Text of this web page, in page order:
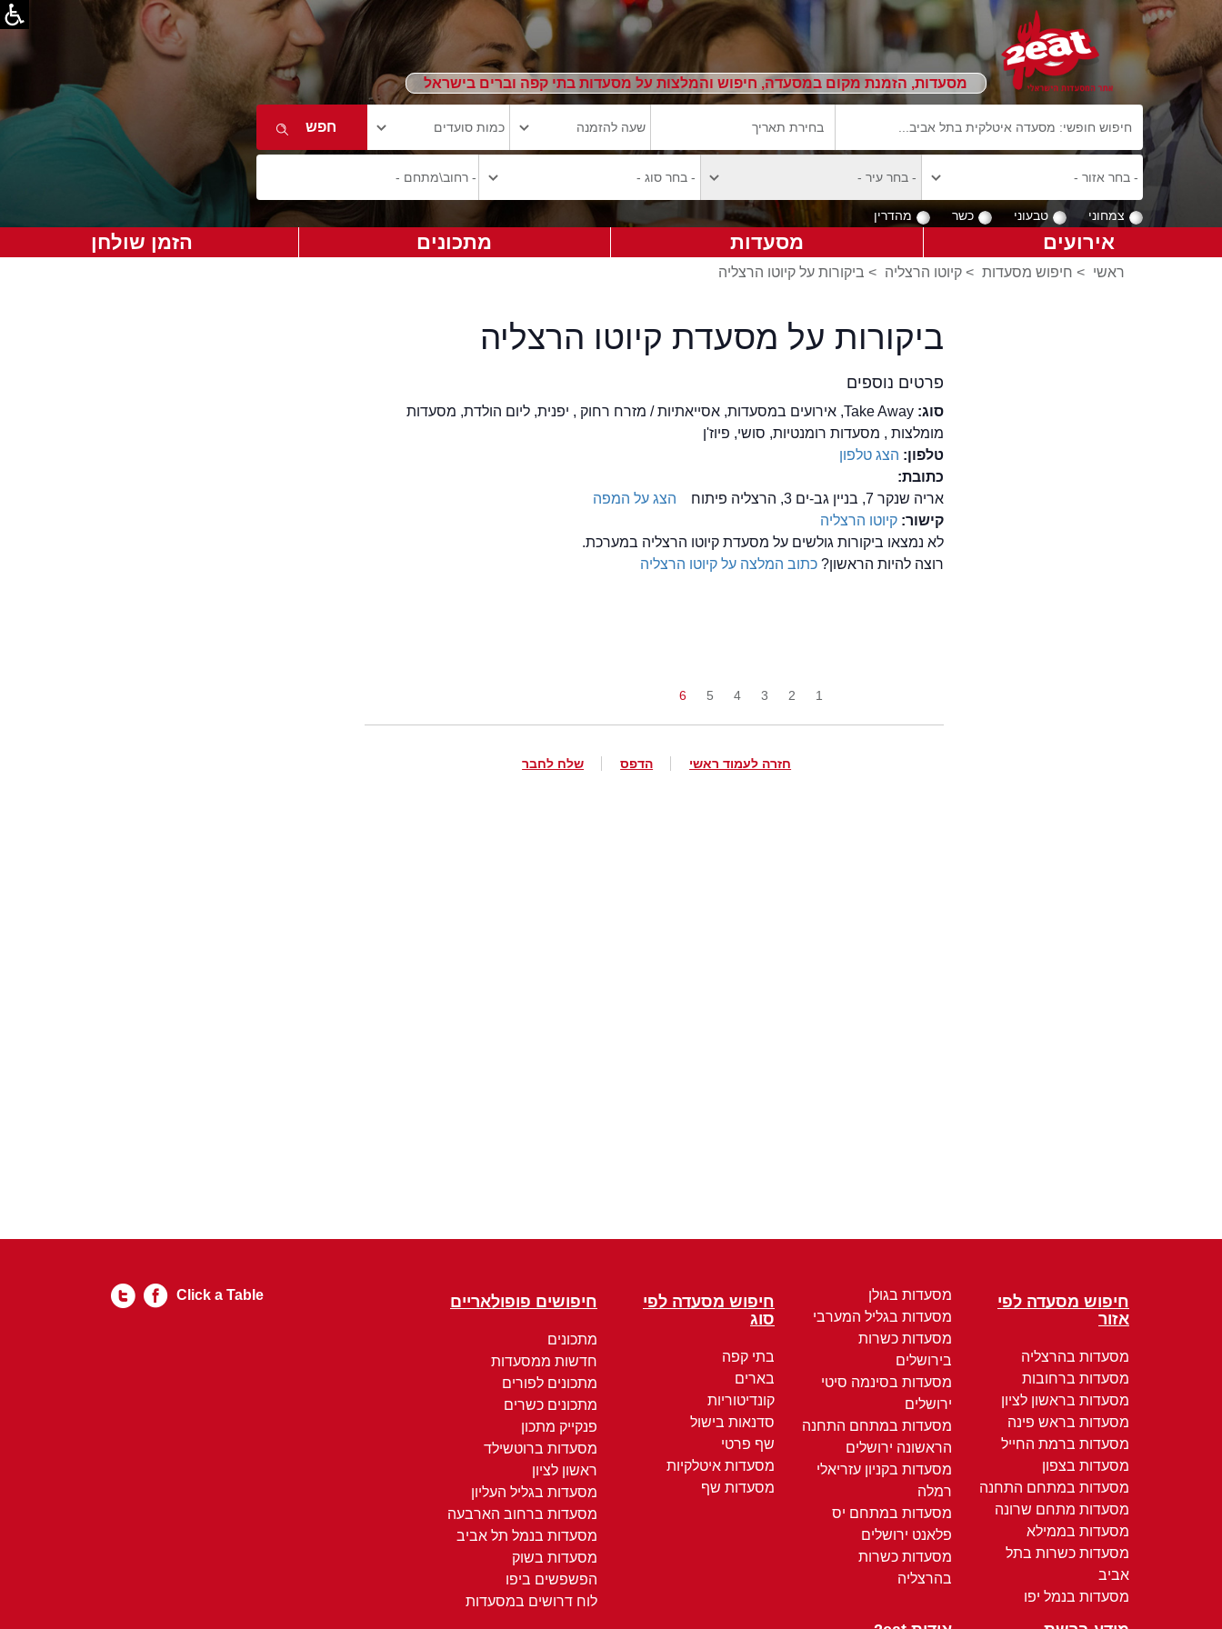
מסעדות, הזמנת מקום במסעדה, חיפוש והמלצות על מסעדות בתי קפה וברים בישראל
צמחוני טבעוני כשר מהדרין
אירועים מסעדות מתכונים הזמן שולחן
ראשי > חיפוש מסעדות > קיוטו הרצליה > ביקורות על קיוטו הרצליה
ביקורות על מסעדת קיוטו הרצליה
פרטים נוספים
סוג:
Take Away, אירועים במסעדות, אסייאתיות / מזרח רחוק , יפנית, ליום הולדת, מסעדות
מומלצות , מסעדות רומנטיות, סושי, פיוז'ן
טלפון: הצג טלפון
כתובת:
אריה שנקר 7, בניין גב-ים 3, הרצליה פיתוח
הצג על המפה
קישור:קיוטו הרצליה
לא נמצאו ביקורות גולשים על מסעדת קיוטו הרצליה במערכת.
רוצה להיות הראשון?כתוב המלצה על קיוטו הרצליה
1
2
3
4
5
6
חזרה לעמוד ראשי הדפס שלח לחבר
חיפוש מסעדה לפי
אזור
מסעדות בהרצליה
מסעדות ברחובות
מסעדות בראשון לציון
מסעדות בראש פינה
מסעדות ברמת החייל
מסעדות בצפון
מסעדות במתחם התחנה
מסעדות מתחם שרונה
מסעדות בממילא
מסעדות כשרות בתל
אביב
מסעדות בנמל יפו
מסעדות בגולן
מסעדות בגליל המערבי
מסעדות כשרות
בירושלים
מסעדות בסינמה סיטי
ירושלים
מסעדות במתחם התחנה
הראשונה ירושלים
מסעדות בקניון עזריאלי
רמלה
מסעדות במתחם יס
פלאנט ירושלים
מסעדות כשרות
בהרצליה
חיפוש מסעדה לפי
סוג
בתי קפה
בארים
קונדיטוריות
סדנאות בישול
שף פרטי
מסעדות איטלקיות
מסעדות שף
חיפושים פופולאריים
מתכונים
חדשות ממסעדות
מתכונים לפורים
מתכונים כשרים
פנקייק מתכון
מסעדות ברוטשילד
ראשון לציון
מסעדות בגליל העליון
מסעדות ברחוב הארבעה
מסעדות בנמל תל אביב
מסעדות בשוק
הפשפשים ביפו
לוח דרושים במסעדות
Click a Table